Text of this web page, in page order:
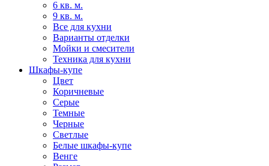
6 кв. м.
9 кв. м.
Все для кухни
Варианты отделки
Мойки и смесители
Техника для кухни
Шкафы-купе
Цвет
Коричневые
Серые
Темные
Черные
Светлые
Белые шкафы-купе
Венге